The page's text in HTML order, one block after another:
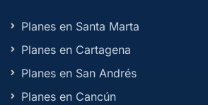
Planes en Santa Marta
Planes en Cartagena
Planes en San Andrés
Planes en Cancún